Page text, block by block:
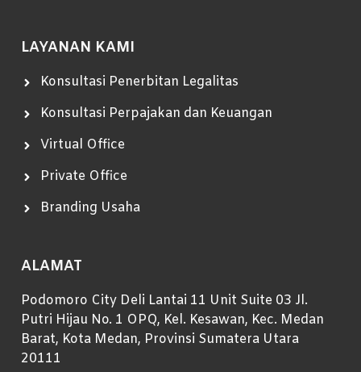
LAYANAN KAMI
Konsultasi Penerbitan Legalitas
Konsultasi Perpajakan dan Keuangan
Virtual Office
Private Office
Branding Usaha
ALAMAT
Podomoro City Deli Lantai 11 Unit Suite 03 Jl.
Putri Hijau No. 1 OPQ, Kel. Kesawan, Kec. Medan
Barat, Kota Medan, Provinsi Sumatera Utara
20111